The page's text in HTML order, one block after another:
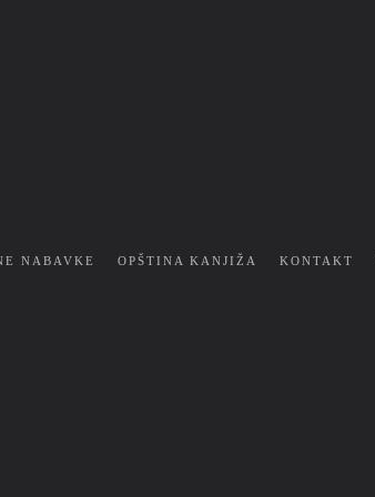
NABAVKE OPŠTINA KANJIŽA KONTAKT